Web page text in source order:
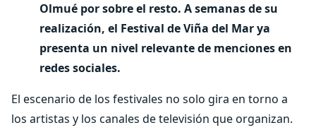
Olmué por sobre el resto. A semanas de su
realización, el Festival de Viña del Mar ya
presenta un nivel relevante de menciones en
redes sociales.
El escenario de los festivales no solo gira en torno a
los artistas y los canales de televisión que organizan.